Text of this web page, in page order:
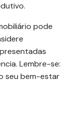
pode
Lembre-se:
seu bem-estar